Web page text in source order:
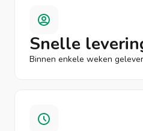
Snelle
Binnen enkele weken